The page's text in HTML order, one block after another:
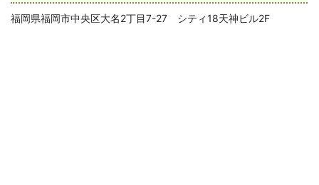
福岡県福岡市中央区大名2丁目7-27 シティ18天神ビル2F